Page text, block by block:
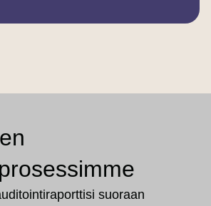
suoraan